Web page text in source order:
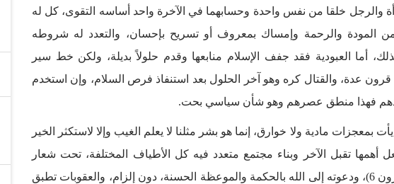
والرجل خلقا من نفس واحدة وحسابهما في الآخرة واحد أساسه التقوى، كل له
المودة والرحمة وإمساك بمعروف أو تسريح بإحسان، والتعدد له شروطه
أما العبودية فقد جفف الإسلام منابعها وقدم حلولاً بديلة، ولكن خط سير
قرون عدة، والقتال كره وهو آخر الحلول بعد استنفاذ فرص السلام، وإن استخدم
فهذا منطق عصرهم وهو شأن سياسي بحت.
مادية ولا خوارق، إنما هو بشر مثلنا لا يعلم الغيب وإلا لاستكثر الخير
تقبل الآخر وبناء مجتمع متعدد فيه كل الأطياف المختلفة، تحت شعار
أساسي {لَكُمْ دِينُكُمْ وَلِيَ دِينِ} (الكافرون 6)، ودعوته إلى الله بالحكمة والموعظة الحسنة، دون إلزام، والعقوبات تطبق